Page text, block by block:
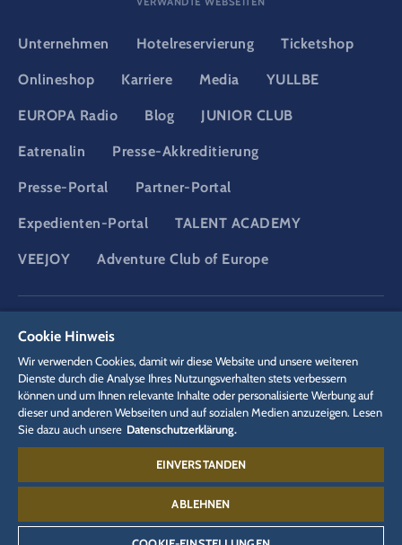
Unternehmen Hotelreservierung Ticketshop
Onlineshop Karriere Media YULLBE
EUROPA Radio Blog JUNIOR CLUB
Eatrenalin Presse-Akkreditierung
Presse-Portal Partner-Portal
Expedienten-Portal TALENT ACADEMY
VEEJOY Adventure Club of Europe
Kontakt:
07822 77-6688
Cookie Hinweis
Wir verwenden Cookies, damit wir diese Website und unsere weiteren
Dienste durch die Analyse Ihres Nutzungsverhalten stets verbessern
können und um Ihnen relevante Inhalte oder personalisierte Werbung auf
dieser und anderen Webseiten und auf sozialen Medien anzuzeigen. Lesen
Sie dazu auch unsere Datenschutzerklärung.
EINVERSTANDEN
ABLEHNEN